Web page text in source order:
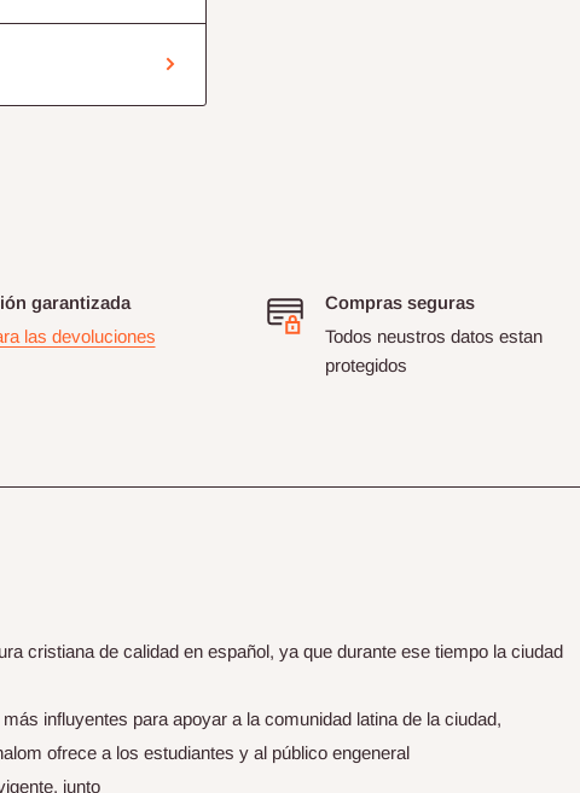
garantizada
las devoluciones
Compras seguras
Todos neustros datos estan
protegidos
cristiana de calidad en español, ya que durante ese tiempo la ciudad
influyentes para apoyar a la comunidad latina de la ciudad,
ofrece a los estudiantes y al público engeneral
junto